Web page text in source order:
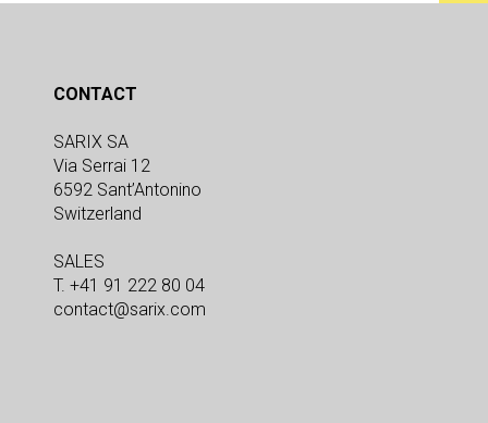
CONTACT
SARIX SA
Via Serrai 12
6592 Sant’Antonino
Switzerland
SALES
T. +41 91 222 80 04
contact@sarix.com